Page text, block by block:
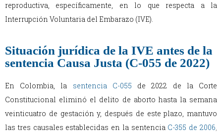
reproductiva, específicamente, en lo que respecta a la
Interrupción Voluntaria del Embarazo (IVE).
Situación jurídica de la IVE antes de la
sentencia Causa Justa (C-055 de 2022)
En Colombia, la sentencia C-055
de 2022 de la Corte
Constitucional eliminó el delito de aborto hasta la semana
veinticuatro de gestación y, después de este plazo, mantuvo
las tres causales establecidas en la sentenciaC-355 de 2006,